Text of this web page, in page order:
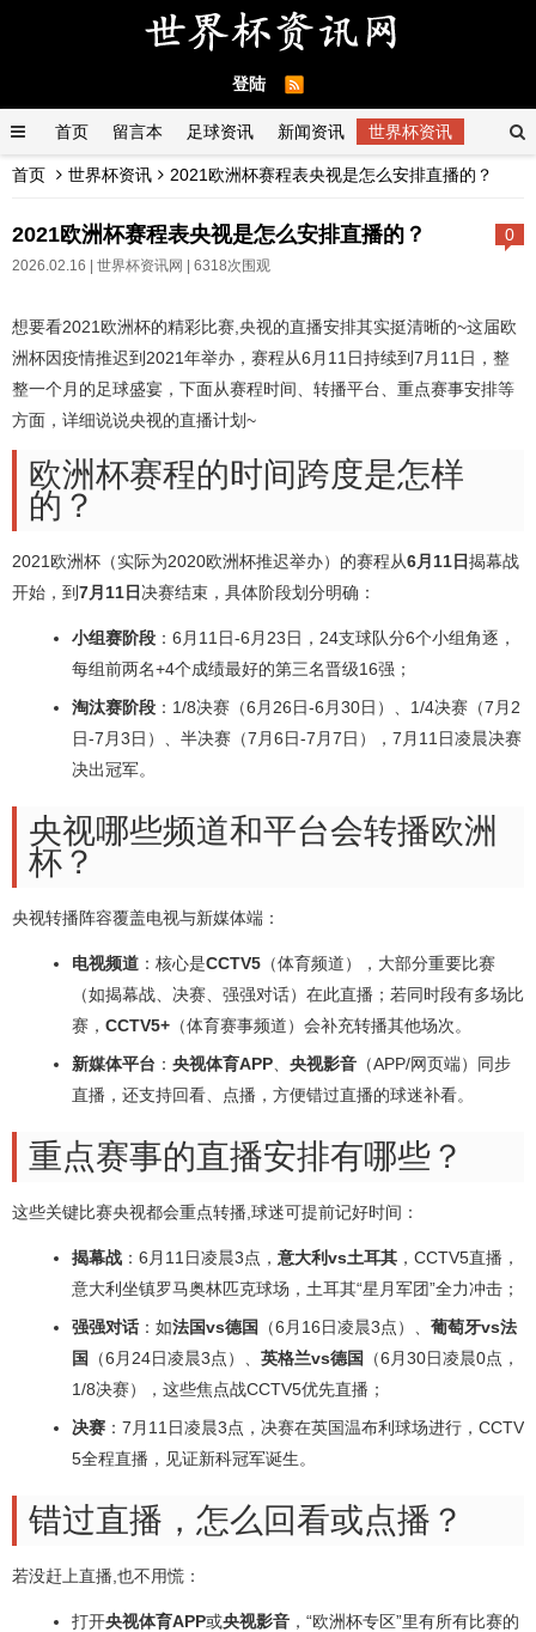
登陆
首页 留言本 足球资讯 新闻资讯 世界杯资讯
首页 世界杯资讯 2021欧洲杯赛程表央视是怎么安排直播的？
0
2021欧洲杯赛程表央视是怎么安排直播的？
2026.02.16 | 世界杯资讯网 | 6318次围观
想要看2021欧洲杯的精彩比赛,央视的直播安排其实挺清晰的~这届欧
洲杯因疫情推迟到2021年举办，赛程从6月11日持续到7月11日，整
整一个月的足球盛宴，下面从赛程时间、转播平台、重点赛事安排等
方面，详细说说央视的直播计划~
欧洲杯赛程的时间跨度是怎样
的？
2021欧洲杯（实际为2020欧洲杯推迟举办）的赛程从6月11日揭幕战
开始，到7月11日 决赛结束，具体阶段划分明确：
小组赛阶段 ：6月11日-6月23日，24支球队分6个小组角逐，
每组前两名+4个成绩最好的第三名晋级16强；
淘汰赛阶段 ：1/8决赛（6月26日-6月30日）、1/4决赛（7月2
日-7月3日）、半决赛（7月6日-7月7日），7月11日凌晨决赛
决出冠军。
央视哪些频道和平台会转播欧洲
杯？
央视转播阵容覆盖电视与新媒体端：
电视频道 ：核心是CCTV5 （体育频道），大部分重要比赛
（如揭幕战、决赛、强强对话）在此直播；若同时段有多场比
赛， CCTV5+ （体育赛事频道）会补充转播其他场次。
新媒体平台 ： 央视体育APP 央视影音 （APP/网页端）同步
直播，还支持回看、点播，方便错过直播的球迷补看。
重点赛事的直播安排有哪些？
这些关键比赛央视都会重点转播,球迷可提前记好时间：
揭幕战 ：6月11日凌晨3点， 意大利vs土耳其 ，CCTV5直播，
意大利坐镇罗马奥林匹克球场，土耳其“星月军团”全力冲击；
强强对话 ：如法国vs德国 （6月16日凌晨3点）、 葡萄牙vs法
国
（6月24日凌晨3点）、 英格兰vs德国
（6月30日凌晨0点，
1/8决赛），这些焦点战CCTV5优先直播；
决赛 ：7月11日凌晨3点，决赛在英国温布利球场进行，CCTV
5全程直播，见证新科冠军诞生。
错过直播，怎么回看或点播？
若没赶上直播,也不用慌：
打开央视体育APP或央视影音 ，“欧洲杯专区”里有所有比赛的